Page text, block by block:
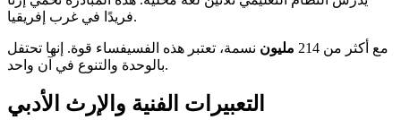
فريدًا في غرب إفريقيا.
مع أكثر من 214 مليون نسمة، تعتبر هذه الفسيفساء قوة. إنها تحتفل
بالوحدة والتنوع في آن واحد.
التعبيرات الفنية والإرث الأدبي